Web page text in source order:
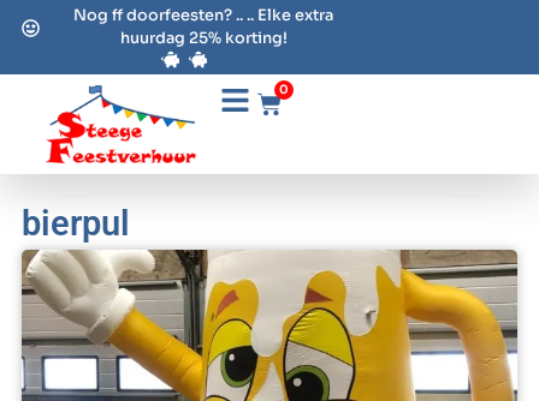
Nog ff doorfeesten? .. .. Elke extra
huurdag 25% korting!
0
bierpul